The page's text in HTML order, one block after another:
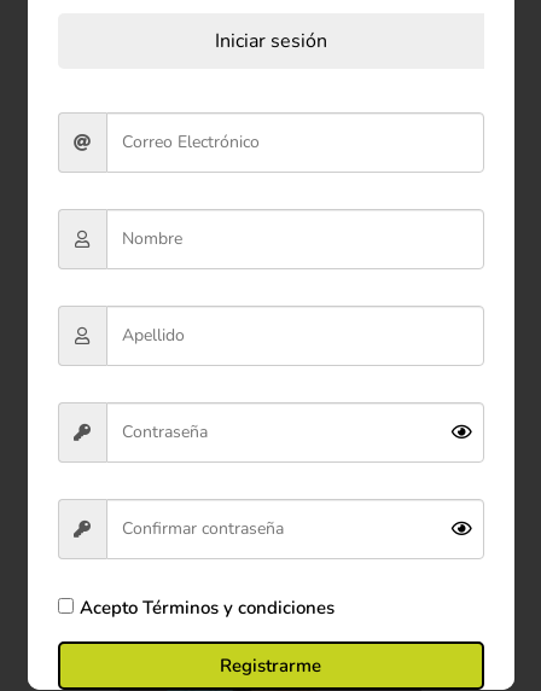
3
Comprar ahora
Iniciar sesión
AceptoTérminos y condiciones
Registrarme